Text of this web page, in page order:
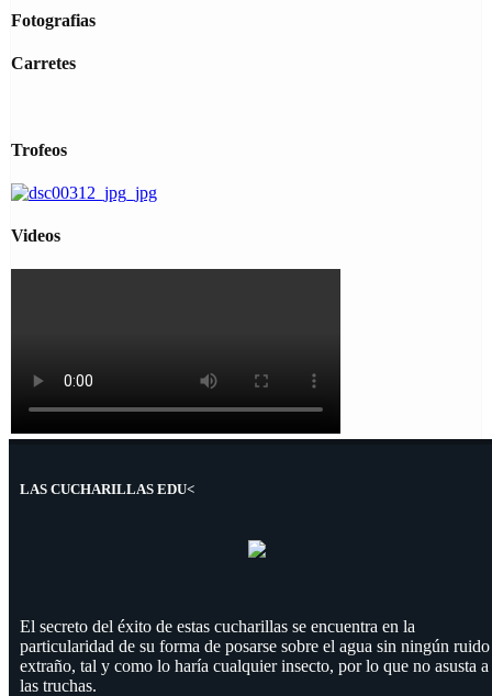
Fotografias
Carretes
Trofeos
Videos
LAS CUCHARILLAS EDU<
El secreto del éxito de estas cucharillas se encuentra en la
particularidad de su forma de posarse sobre el agua sin ningún ruido
extraño, tal y como lo haría cualquier insecto, por lo que no asusta a
las truchas.